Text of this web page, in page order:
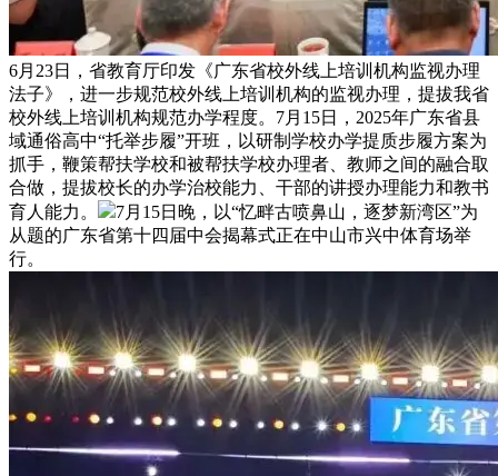
6月23日，省教育厅印发《广东省校外线上培训机构监视办理
法子》，进一步规范校外线上培训机构的监视办理，提拔我省
校外线上培训机构规范办学程度。7月15日，2025年广东省县
域通俗高中“托举步履”开班，以研制学校办学提质步履方案为
抓手，鞭策帮扶学校和被帮扶学校办理者、教师之间的融合取
合做，提拔校长的办学治校能力、干部的讲授办理能力和教书
育人能力。
7月15日晚，以“忆畔古喷鼻山，逐梦新湾区”为
从题的广东省第十四届中会揭幕式正在中山市兴中体育场举
行。